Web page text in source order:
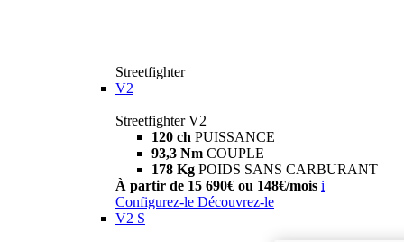
Streetfighter
V2
Streetfighter V2
120 ch PUISSANCE
93,3 Nm COUPLE
178 Kg POIDS SANS CARBURANT
À partir de 15 690€ ou 148€/mois i
Configurez-le Découvrez-le
V2 S